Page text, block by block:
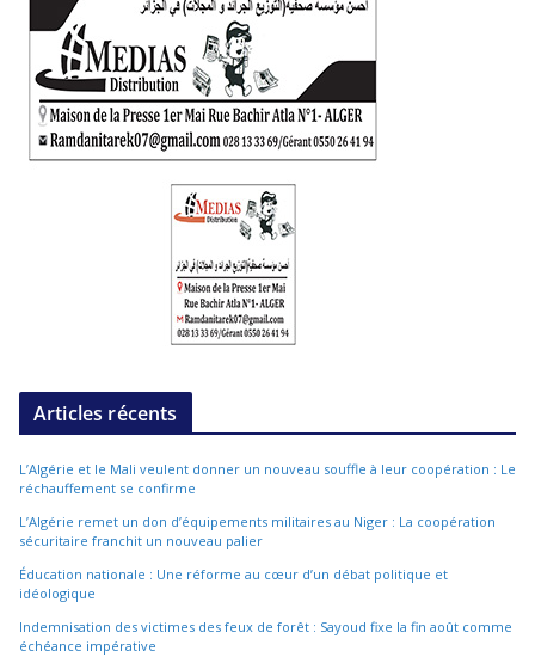
Articles récents
L’Algérie et le Mali veulent donner un nouveau souffle à leur coopération : Le
réchauffement se confirme
L’Algérie remet un don d’équipements militaires au Niger : La coopération
sécuritaire franchit un nouveau palier
Éducation nationale : Une réforme au cœur d’un débat politique et
idéologique
Indemnisation des victimes des feux de forêt : Sayoud fixe la fin août comme
échéance impérative